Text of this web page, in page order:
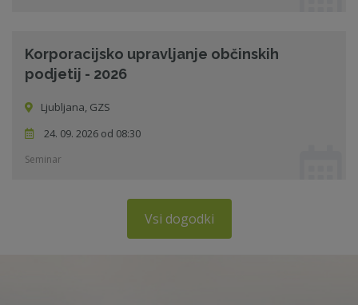
Korporacijsko upravljanje občinskih
podjetij - 2026
Ljubljana, GZS
24. 09. 2026 od 08:30
Seminar
Vsi dogodki